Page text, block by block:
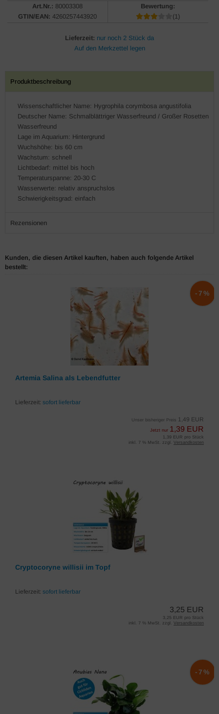
Art.Nr.: 80003308
GTIN/EAN: 4260257443920
Bewertung:
(1)
Lieferzeit: nur noch 2 Stück da
Produktbeschreibung
Wissenschaftlicher Name: Hygrophila corymbosa angustifolia
Deutscher Name: Schmalblättriger Wasserfreund / Großer Rosetten
Wasserfreund
Lage im Aquarium: Hintergrund
Wuchshöhe: bis 60 cm
Wachstum: schnell
Lichtbedarf: mittel bis hoch
Temperaturspanne: 20-30 C
Wasserwerte: relativ anspruchslos
Schwierigkeitsgrad: einfach
Rezensionen
Kunden, die diesen Artikel kauften, haben auch folgende Artikel
bestellt:
Artemia Salina als Lebendfutter
Lieferzeit: sofort lieferbar
Unser bisheriger Preis 1,49 EUR
Jetzt nur 1,39 EUR
-7%
1,39 EUR pro Stück
inkl. 7 % MwSt. zzgl. Versandkosten
Cryptocoryne willisii im Topf
Lieferzeit: sofort lieferbar
3,25 EUR
3,25 EUR pro Stück
inkl. 7 % MwSt. zzgl. Versandkosten
-7%